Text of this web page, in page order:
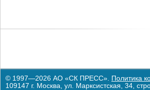
© 1997—2026 АО «СК ПРЕСС». Политика
109147 г. Москва, ул. Марксистская, 34,